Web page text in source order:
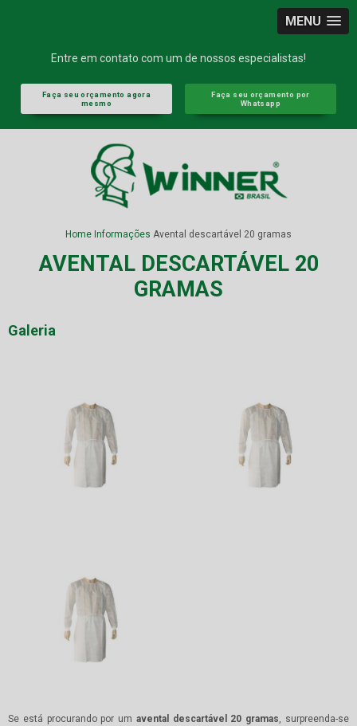
MENU
Entre em contato com um de nossos especialistas!
Faça seu orçamento agora
mesmo
Faça seu orçamento por
Whatsapp
Home Informações Avental descartável 20 gramas
AVENTAL DESCARTÁVEL 20
GRAMAS
Galeria
Se está procurando por um avental descartável 20 gramas , surpreenda-se